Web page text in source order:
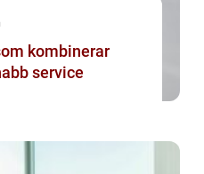
kombinerar
service